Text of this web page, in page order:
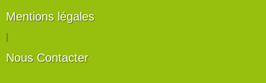
Mentions légales
Nous Contacter